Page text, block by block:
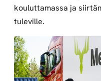
kouluttamassa ja
tuleville.